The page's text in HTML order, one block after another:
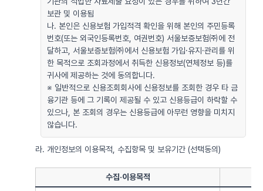
보관 및 이용됨
나. 본인은 신용보험 가입적격 확인을 위해 본인의 주민등록
번호(또는 외국인등록번호, 여권번호) 서울보증보험㈜에 전
달하고, 서울보증보험㈜에서 신용보험 가입·유지·관리를 위
한 목적으로 조회과정에서 취득한 신용정보(연체정보 등)를
귀사에 제공하는 것에 동의합니다.
※ 일반적으로 신용조회회사에 신용정보를 조회한 경우 타 금
융기관 등에 그 기록이 제공될 수 있고 신용등급이 하락할 수
있으나, 본 조회의 경우는 신용등급에 아무런 영향을 미치지
않습니다.
라. 개인정보의 이용목적, 수집항목 및 보유기간 (선택동의)
수집·이용목적